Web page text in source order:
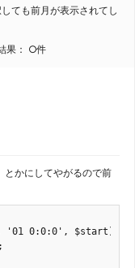
ても前月が表示されてし
果： ○件
かにしてやがるので前
0:0:0', $start);